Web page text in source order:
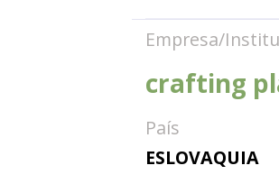
Empresa/
crafting
País
ESLOVAQUIA